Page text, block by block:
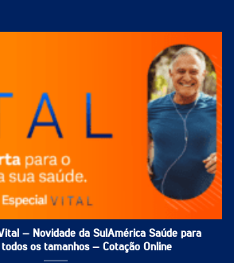
– Novidade da SulAmérica Saúde para
os tamanhos – Cotação Online